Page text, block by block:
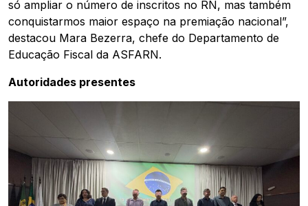
só ampliar o número de inscritos no RN, mas também
conquistarmos maior espaço na premiação nacional”,
destacou Mara Bezerra, chefe do Departamento de
Educação Fiscal da ASFARN.
Autoridades presentes